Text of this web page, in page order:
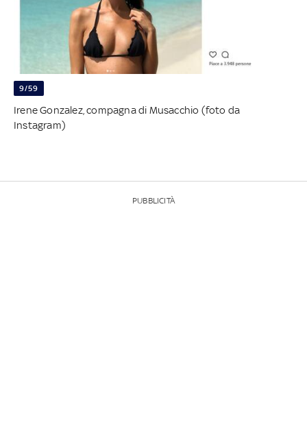
9/59
Irene Gonzalez, compagna di Musacchio (foto da
Instagram)
PUBBLICITÀ